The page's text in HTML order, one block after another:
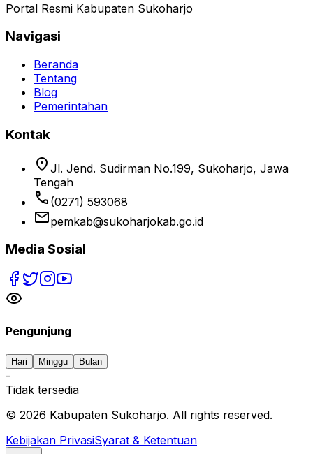
Portal Resmi Kabupaten Sukoharjo
Navigasi
Beranda
Tentang
Blog
Pemerintahan
Kontak
location_on Jl. Jend. Sudirman No.199, Sukoharjo, Jawa
Tengah
phone (0271) 593068
emailpemkab@sukoharjokab.go.id
Media Sosial
Pengunjung
Hari Minggu Bulan
-
Tidak tersedia
© 2026 Kabupaten Sukoharjo. All rights reserved.
Kebijakan PrivasiSyarat & Ketentuan